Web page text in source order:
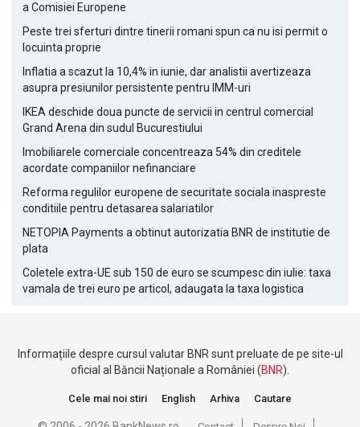
a Comisiei Europene
Peste trei sferturi dintre tinerii romani spun ca nu isi permit o
locuinta proprie
Inflatia a scazut la 10,4% in iunie, dar analistii avertizeaza
asupra presiunilor persistente pentru IMM-uri
IKEA deschide doua puncte de servicii in centrul comercial
Grand Arena din sudul Bucurestiului
Imobiliarele comerciale concentreaza 54% din creditele
acordate companiilor nefinanciare
Reforma regulilor europene de securitate sociala inaspreste
conditiile pentru detasarea salariatilor
NETOPIA Payments a obtinut autorizatia BNR de institutie de
plata
Coletele extra-UE sub 150 de euro se scumpesc din iulie: taxa
vamala de trei euro pe articol, adaugata la taxa logistica
Informațiile despre cursul valutar BNR sunt preluate de pe site-ul
oficial al Băncii Naționale a României (BNR).
Cele mai noi stiri English Arhiva Cautare